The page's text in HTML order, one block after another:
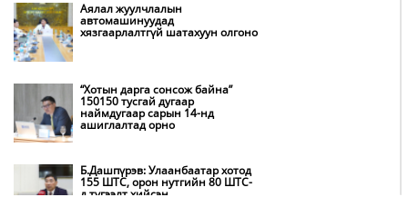
Аялал жуулчлалын
автомашинуудад
хязгаарлалтгүй шатахуун олгоно
“Хотын дарга сонсож байна”
150150 тусгай дугаар
наймдугаар сарын 14-нд
ашиглалтад орно
Б.Дашпүрэв: Улаанбаатар хотод
155 ШТС, орон нутгийн 80 ШТС-
д түгээлт хийсэн